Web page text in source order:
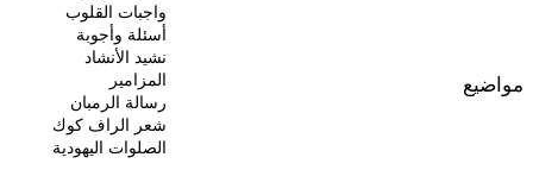
مواضيع
واجبات القلوب
أسئلة وأجوبة
نشيد الأنشاد
المزامير
رسالة الرمبان
شعر الراف كوك
الصلوات اليهودية